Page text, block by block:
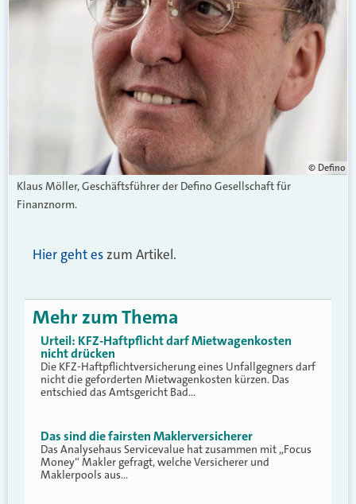
© Defino
Klaus Möller, Geschäftsführer der Defino Gesellschaft für
Finanznorm.
Hier geht eszum Artikel.
Mehr zum Thema
Urteil: KFZ-Haftpflicht darf Mietwagenkosten
nicht drücken
Die KFZ-Haftpflichtversicherung eines Unfallgegners darf
nicht die geforderten Mietwagenkosten kürzen. Das
entschied das Amtsgericht Bad…
Das sind die fairsten Maklerversicherer
Das Analysehaus Servicevalue hat zusammen mit „Focus
Money“ Makler gefragt, welche Versicherer und
Maklerpools aus…